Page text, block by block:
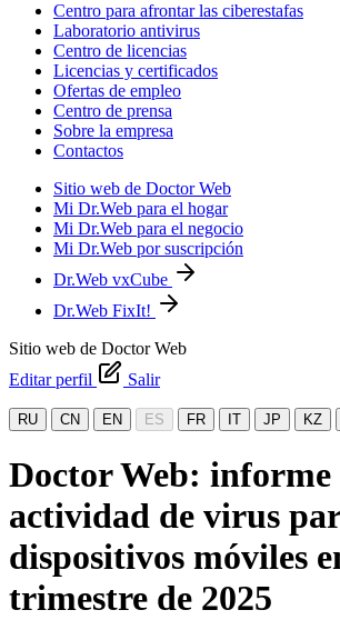
Centro para afrontar las ciberestafas
Laboratorio antivirus
Centro de licencias
Licencias y certificados
Ofertas de empleo
Centro de prensa
Sobre la empresa
Contactos
Sitio web de Doctor Web
Mi Dr.Web para el hogar
Mi Dr.Web para el negocio
Mi Dr.Web por suscripción
Dr.Web vxCube
Dr.Web FixIt!
Sitio web de Doctor Web
Editar perfil
Salir
RU CN EN ES FR IT JP KZ
Doctor Web: informe
actividad de virus
dispositivos móviles
trimestre de 2025